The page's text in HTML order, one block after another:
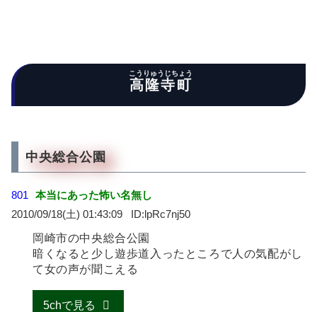
高隆寺町
こうりゅうじちょう
中央総合公園
801
本当にあった怖い名無し
2010/09/18(土) 01:43:09
lpRc7nj50
岡崎市の中央総合公園
暗くなると少し遊歩道入ったところで人の気配がし
て女の声が聞こえる
5chで見る